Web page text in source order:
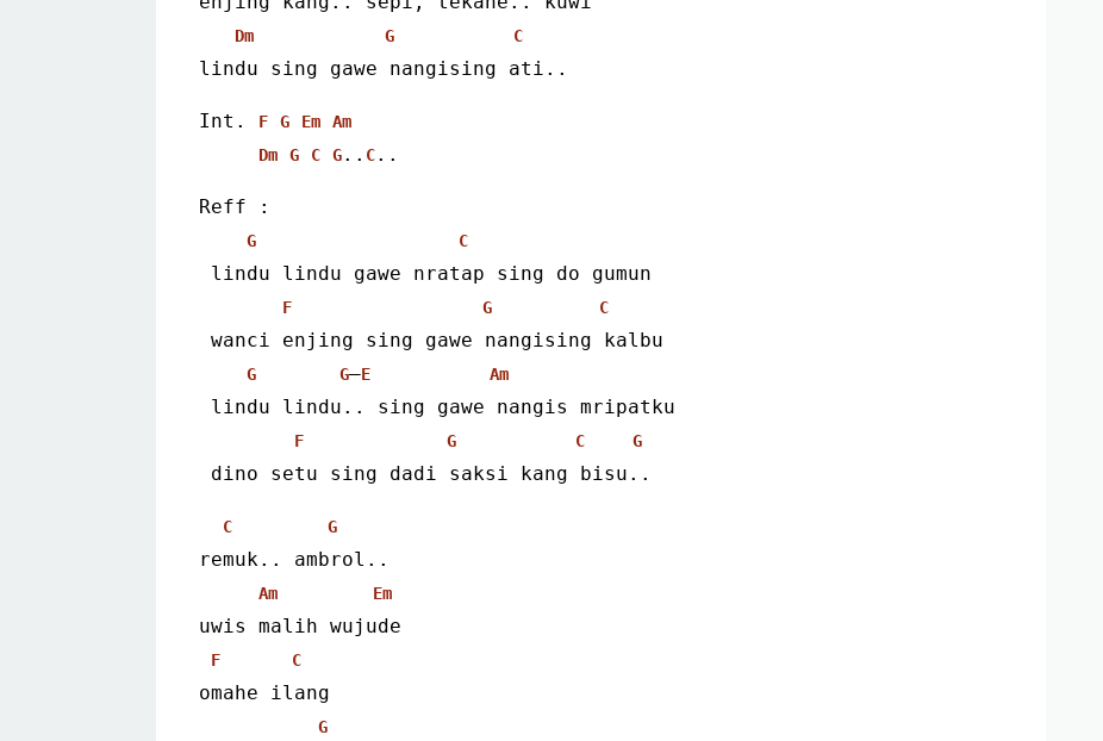
Dm G C
lindu sing gawe nangising ati..
Int. F G Em
Am
Dm
G C G.. C..
Reff :
G C
lindu lindu gawe nratap sing do gumun
F G C
wanci enjing sing gawe nangising kalbu
G G–E Am
lindu lindu.. sing gawe nangis mripatku
F G C G
dino setu sing dadi saksi kang bisu..
C G
remuk.. ambrol..
Am Em
uwis malih wujude
F C
omahe ilang
G